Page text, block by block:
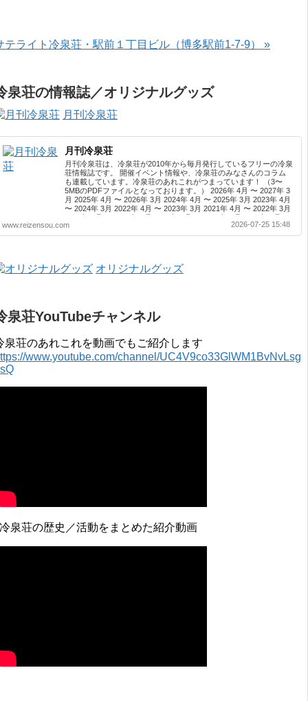
テライト冷泉荘・駅前１丁目ビル（博多駅前1-7-9） »
泉荘の情報誌／オリジナルグッズ
月刊冷泉荘
月刊冷泉荘
月刊冷泉荘は、冷泉荘が2010年から毎月発行しているフリーの冷泉
荘情報誌です。 開催イベント情報や、冷泉荘のみなさんのコラム
も連載しています。冷泉荘のあれこれがつまっています！ （3〜
5MBのPDFファイルとなっております。） 2026年 4月 〜 2027年 3
月 2025年 4月 〜 2026年 3月 2024年 4月 〜 2025年 3月 2023年 4月
〜 2024年 3月 2022年 4月 〜 2023年 3月 2021年 4月 〜 2022年 3月
2020年 4月 〜 2021年 3月 2019年 4月 〜 2020年 3月 2018年 4月 〜
2019年 3月 2017年 4月 〜 2018年 3月 2016年 4月 〜 2017年 3月
2015年 4月 〜 2016年 3月 2014年 4月 〜 2015年 3月 2013...
www.reizensou.com 2026-07-25 15:48
オリジナルグッズ
泉荘YouTubeチャンネル
泉荘のあれこれを動画でもご紹介します
www.youtube.com/channel/UC4V9co33GlWM1BvNvLsg
泉荘の歴史／活動をまとめた紹介動画